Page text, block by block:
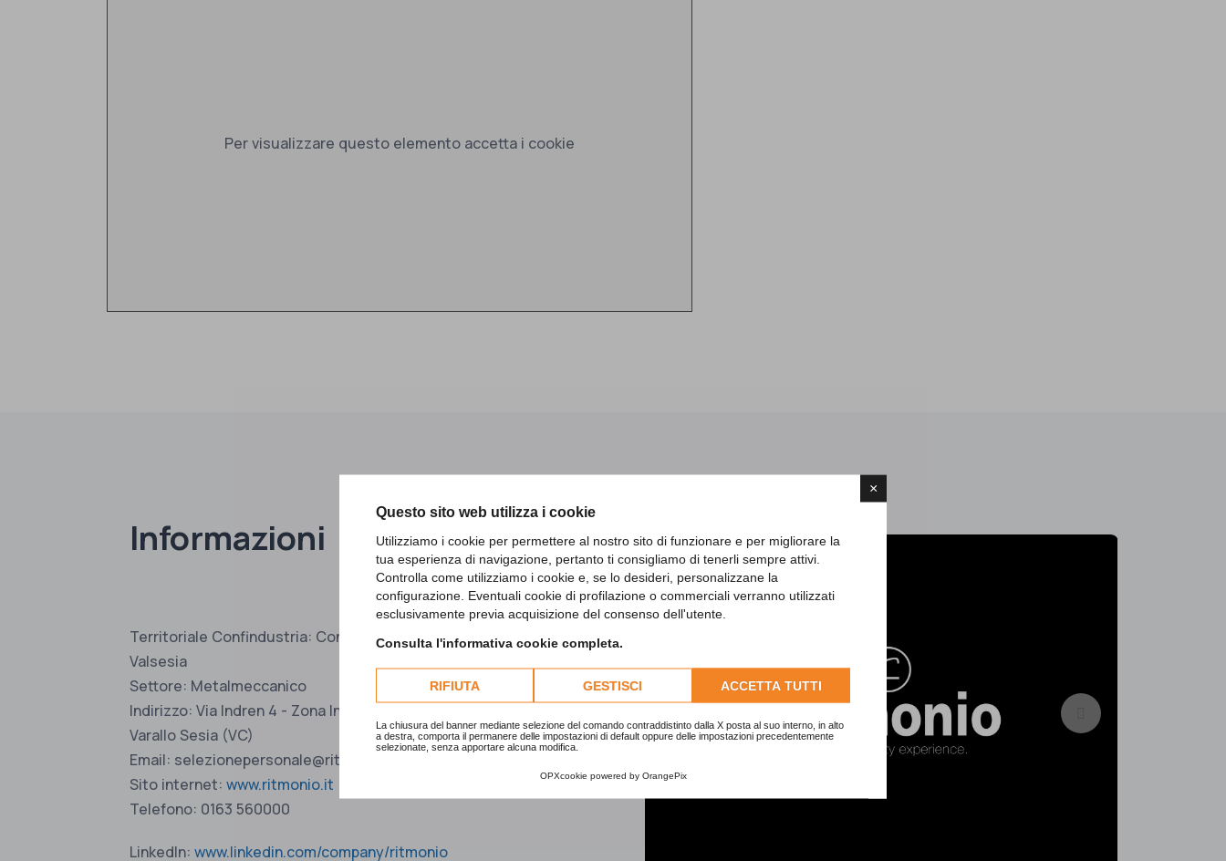
×
Questo sito web utilizza i cookie
Utilizziamo i cookie per permettere al nostro sito di funzionare e per migliorare la
tua esperienza di navigazione, pertanto ti consigliamo di tenerli sempre attivi.
Controlla come utilizziamo i cookie e, se lo desideri, personalizzane la
configurazione. Eventuali cookie di profilazione o commerciali verranno utilizzati
esclusivamente previa acquisizione del consenso dell'utente.
Consulta l'informativa cookie completa.
RIFIUTA GESTISCI ACCETTA TUTTI
La chiusura del banner mediante selezione del comando contraddistinto dalla X posta al suo interno, in alto
a destra, comporta il permanere delle impostazioni di default oppure delle impostazioni precedentemente
selezionate, senza apportare alcuna modifica.
OPXcookie powered by OrangePix
Per visualizzare questo elemento accetta i cookie
Informazioni
Territoriale Confindustria: Confindustria Novara Vercelli
Valsesia
Settore: Metalmeccanico
Indirizzo: Via Indren 4 - Zona Industriale Roccapietra, 13019
Varallo Sesia (VC)
Email: selezionepersonale@ritmonio.it
Sito internet: www.ritmonio.it
Telefono: 0163 560000
LinkedIn: www.linkedin.com/company/ritmonio